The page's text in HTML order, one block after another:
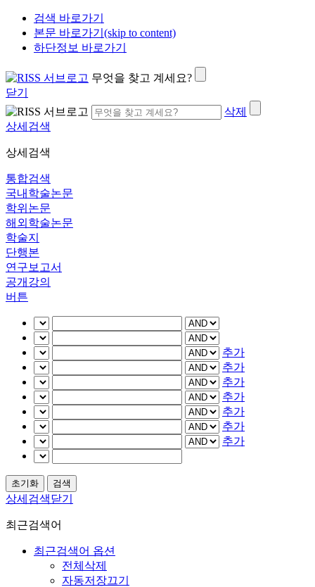
검색 바로가기
본문 바로가기(skip to content)
하단정보 바로가기
무엇을 찾고 계세요?
닫기
삭제
상세검색
상세검색
통합검색
국내학술논문
학위논문
해외학술논문
학술지
단행본
연구보고서
공개강의
버튼
추가
추가
추가
추가
추가
추가
추가
상세검색닫기
최근검색어
최근검색어 옵션
전체삭제
자동저장끄기